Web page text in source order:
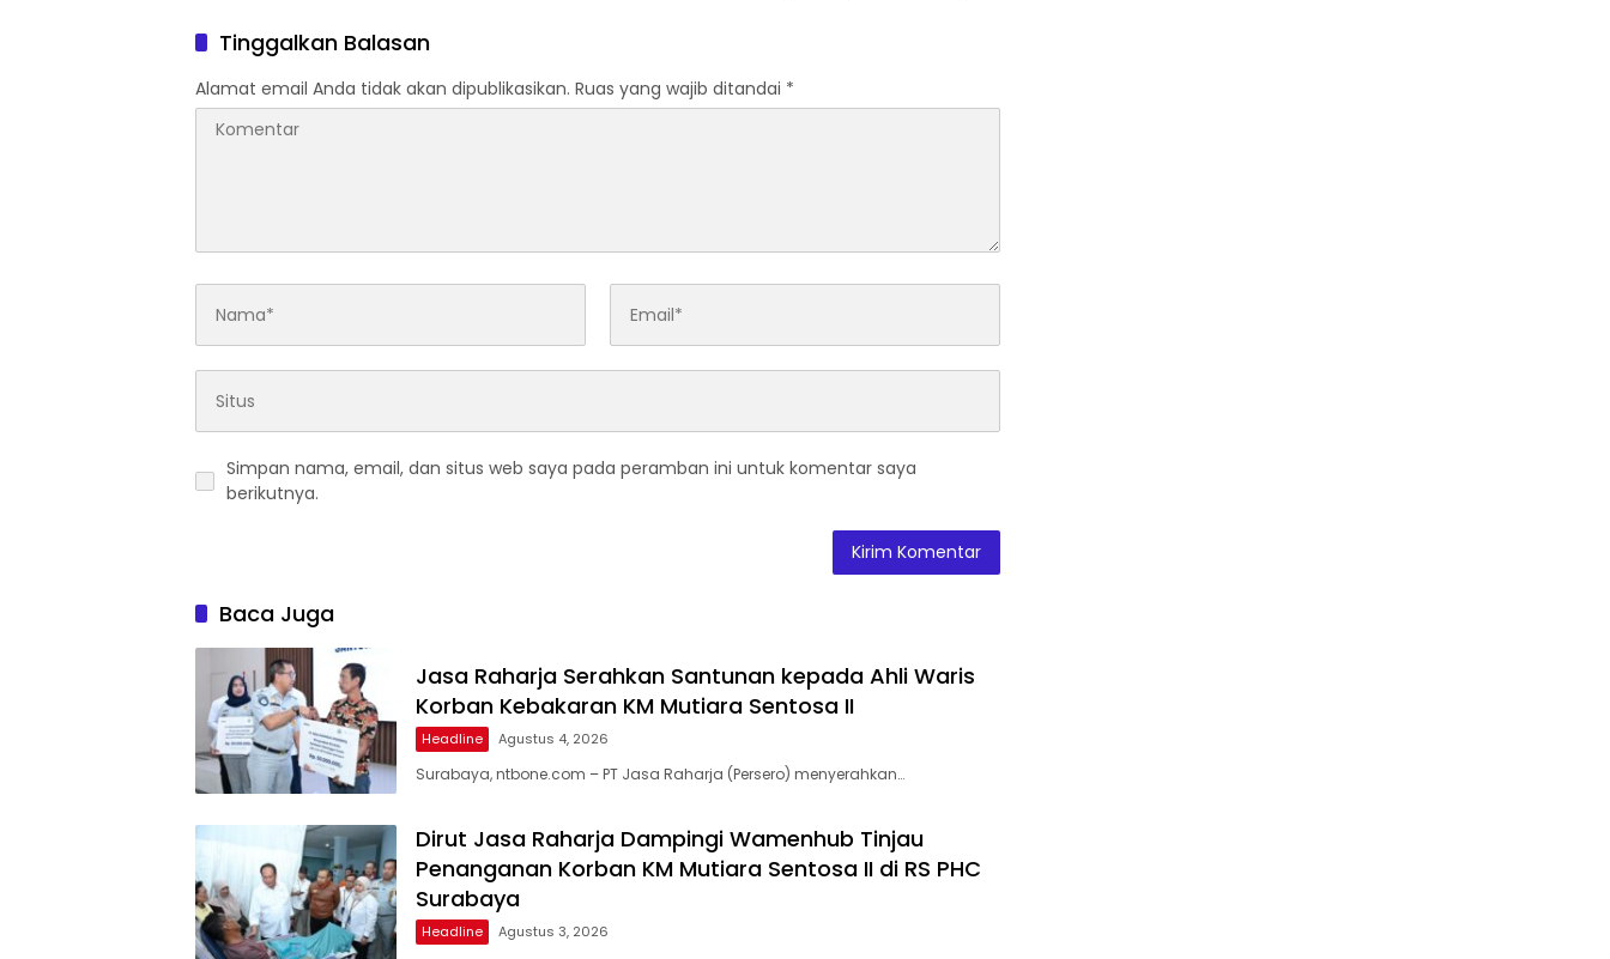
Tinggalkan Balasan
Alamat email Anda tidak akan dipublikasikan. Ruas yang wajib ditandai *
Simpan nama, email, dan situs web saya pada peramban ini untuk komentar saya
berikutnya.
Baca Juga
Jasa Raharja Serahkan Santunan kepada Ahli Waris
Korban Kebakaran KM Mutiara Sentosa II
Headline Agustus 4, 2026
Surabaya, ntbone.com – PT Jasa Raharja (Persero) menyerahkan…
Dirut Jasa Raharja Dampingi Wamenhub Tinjau
Penanganan Korban KM Mutiara Sentosa II di RS PHC
Surabaya
Headline Agustus 3, 2026